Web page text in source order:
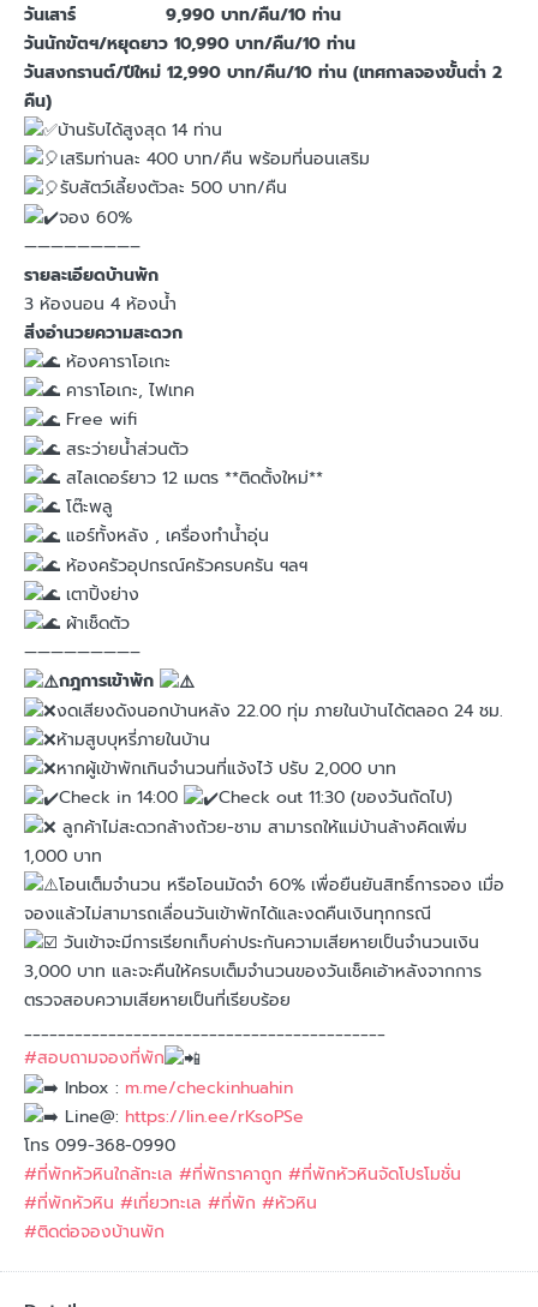
วันเสาร์ 9,990 บาท/คืน/10 ท่าน
วันนักขัตฯ/หยุดยาว 10,990 บาท/คืน/10 ท่าน
วันสงกรานต์/ปีใหม่ 12,990 บาท/คืน/10 ท่าน (เทศกาลจองขั้นต่ำ 2
คืน)
บ้านรับได้สูงสุด 14 ท่าน
เสริมท่านละ 400 บาท/คืน พร้อมที่นอนเสริม
รับสัตว์เลี้ยงตัวละ 500 บาท/คืน
จอง 60%
————————–
รายละเอียดบ้านพัก
3 ห้องนอน 4 ห้องน้ำ
สิ่งอำนวยความสะดวก
ห้องคาราโอเกะ
คาราโอเกะ, ไฟเทค
Free wifi
สระว่ายน้ำส่วนตัว
สไลเดอร์ยาว 12 เมตร **ติดตั้งใหม่**
โต๊ะพลู
แอร์ทั้งหลัง , เครื่องทำน้ำอุ่น
ห้องครัวอุปกรณ์ครัวครบครัน ฯลฯ
เตาปิ้งย่าง
ผ้าเช็ดตัว
————————–
กฎการเข้าพัก
งดเสียงดังนอกบ้านหลัง 22.00 ทุ่ม ภายในบ้านได้ตลอด 24 ชม.
ห้ามสูบบุหรี่ภายในบ้าน
หากผู้เข้าพักเกินจำนวนที่แจ้งไว้ ปรับ 2,000 บาท
Check in 14:00
Check out 11:30 (ของวันถัดไป)
ลูกค้าไม่สะดวกล้างถ้วย-ชาม สามารถให้แม่บ้านล้างคิดเพิ่ม
1,000 บาท
โอนเต็มจำนวน หรือโอนมัดจำ 60% เพื่อยืนยันสิทธิ์การจอง เมื่อ
จองแล้วไม่สามารถเลื่อนวันเข้าพักได้และงดคืนเงินทุกกรณี
วันเข้าจะมีการเรียกเก็บค่าประกันความเสียหายเป็นจำนวนเงิน
3,000 บาท และจะคืนให้ครบเต็มจำนวนของวันเช็คเอ้าหลังจากการ
ตรวจสอบความเสียหายเป็นที่เรียบร้อย
___________________________________________
#สอบถามจองที่พัก
Inbox : m.me/checkinhuahin
Line@: https://lin.ee/rKsoPSe
โทร 099-368-0990
#ที่พักหัวหินใกล้ทะเล #ที่พักราคาถูก #ที่พักหัวหินจัดโปรโมชั่น
#ที่พักหัวหิน #เที่ยวทะเล #ที่พัก #หัวหิน
#ติดต่อจองบ้านพัก